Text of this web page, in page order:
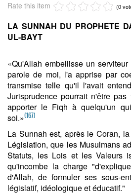
Rate this item (0
LA SUNNAH DU PROPHETE
UL-BAYT
«Qu'Allah embellisse un
parole de moi, l'a apprise par
transmise telle qu'il l'avait
Jurisprudence pourrait n'être pas
apporter le Fiqh à quelqu'un
soi.»(167)
La Sunnah est, après le Coran,
Législation, que les Musulmans
Statuts, les Lois et les Valeurs
qu'incombe la charge
d'Allah, de formuler ses sous-
législatif, idéologique et éducatif."